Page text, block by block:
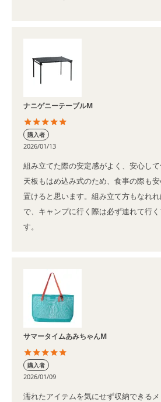
ナニゲニーテーブルM
購入者
2026/01/13
組み立てた際の安定感がよく、安心して
天板もはめ込み式のため、食事の際も
置けると思います。組み立て方もなれ
で、キャンプに行く際は必ず連れて行
す。
サマータイムあみちゃんM
購入者
2026/01/09
濡れたアイテムを気にせず収納できる